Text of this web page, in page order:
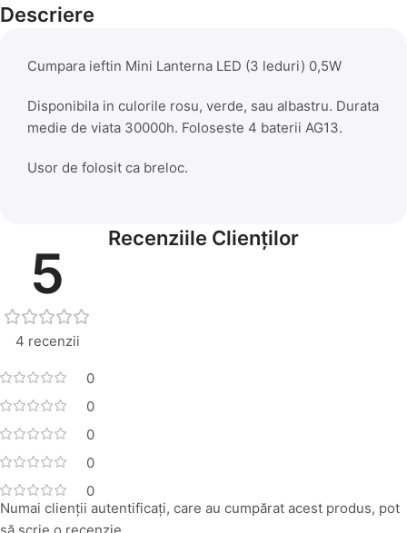
Descriere
Cumpara ieftin Mini Lanterna LED (3 leduri) 0,5W
Disponibila in culorile rosu, verde, sau albastru. Durata
medie de viata 30000h. Foloseste 4 baterii AG13.
Usor de folosit ca breloc.
Recenziile Clienților
5
4 recenzii
0
0
0
0
0
Numai clienții autentificați, care au cumpărat acest produs, pot
să scrie o recenzie.